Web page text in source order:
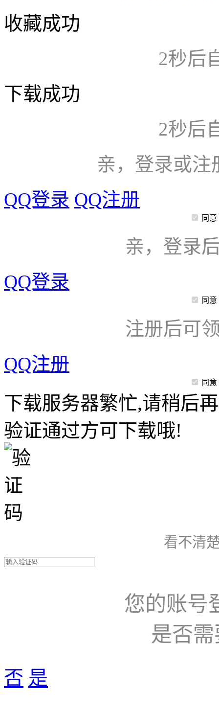
收藏成功
2秒后
下载成功
2秒后
亲，登录或注
QQ登录 QQ注册
同意
亲，登录
QQ登录
同意
注册后可
QQ注册
同意
下载服务器繁忙,请稍后
验证通过方可下载哦!
看不清
您的账号
是否
否 是